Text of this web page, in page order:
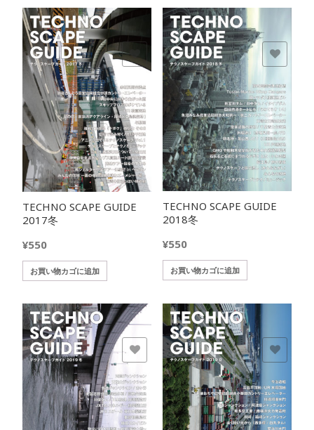
TECHNO SCAPE GUIDE
2017冬
¥550
お買い物カゴに追加
欲しいモノに追加
TECHNO SCAPE GUIDE
2018冬
¥550
お買い物カゴに追加
欲しいモノに追加
欲しいモノに追加 欲しいモノに追加